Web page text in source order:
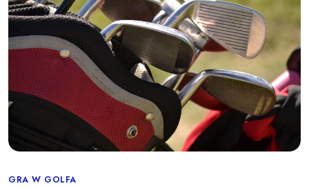
Categories
GRA W GOLFA